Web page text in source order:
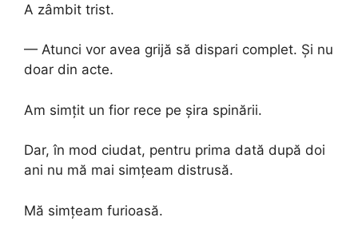
A zâmbit trist.
— Atunci vor avea grijă să dispari complet. Și nu
doar din acte.
Am simțit un fior rece pe șira spinării.
Dar, în mod ciudat, pentru prima dată după doi
ani nu mă mai simțeam distrusă.
Mă simțeam furioasă.